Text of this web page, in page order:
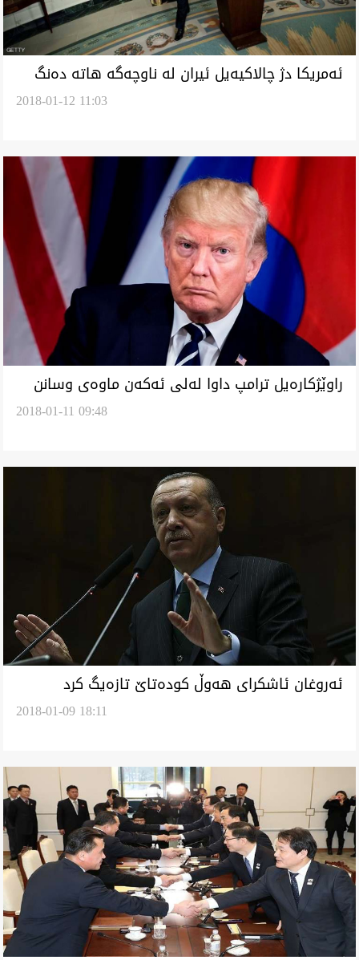
ئه‌مريكا دژ چالاكيه‌يل ئيران له‌ ناوچه‌گه‌ هاته‌ ده‌نگ
2018-01-12 11:03
راوێژكاره‌يل ترامپ داوا له‌لى ئه‌كه‌ن ماوه‌ى وسانن
2018-01-11 09:48
ئه‌روغان ئاشكراى هه‌وڵ كوده‌تاێ تازه‌يگ‌ كرد
2018-01-09 18:11